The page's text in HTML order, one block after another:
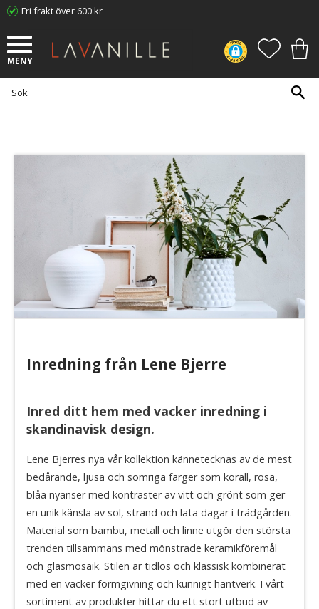
Fri frakt över 600 kr
Inredning från Lene Bjerre
Inred ditt hem med vacker inredning i
skandinavisk design.
Lene Bjerres nya vår kollektion kännetecknas av de mest
bedårande, ljusa och somriga färger som korall, rosa,
blåa nyanser med kontraster av vitt och grönt som ger
en unik känsla av sol, strand och lata dagar i trädgården.
Material som bambu, metall och linne utgör den största
trenden tillsammans med mönstrade keramikföremål
och glasmosaik. Stilen är tidlös och klassisk kombinerat
med en vacker formgivning och kunnigt hantverk. I vårt
sortiment av produkter hittar du ett stort utbud av